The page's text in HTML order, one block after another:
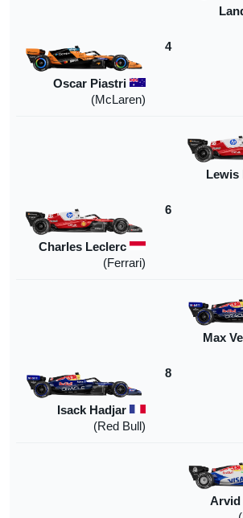
4
Oscar Piastri
(McLaren)
6
Charles Leclerc
(Ferrari)
Max
8
Isack Hadjar
(Red Bull)